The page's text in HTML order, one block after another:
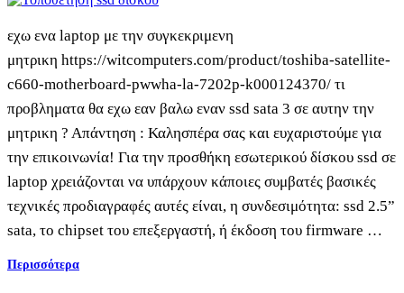
εχω ενα laptop με την συγκεκριμενη
μητρικη https://witcomputers.com/product/toshiba-satellite-
c660-motherboard-pwwha-la-7202p-k000124370/ τι
προβληματα θα εχω εαν βαλω εναν ssd sata 3 σε αυτην την
μητρικη ? Απάντηση : Καλησπέρα σας και ευχαριστούμε για
την επικοινωνία! Για την προσθήκη εσωτερικού δίσκου ssd σε
laptop χρειάζονται να υπάρχουν κάποιες συμβατές βασικές
τεχνικές προδιαγραφές αυτές είναι, η συνδεσιμότητα: ssd 2.5”
sata, το chipset του επεξεργαστή, ή έκδοση του firmware …
Περισσότερα